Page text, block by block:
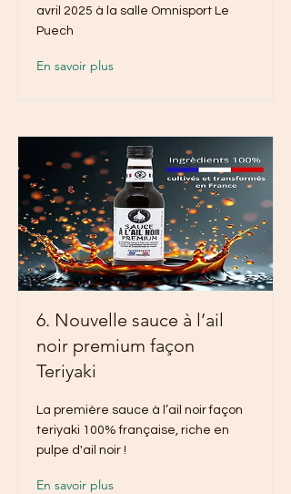
avril 2025 à la salle Omnisport Le
Puech
En savoir plus
6. Nouvelle sauce à l’ail
noir premium façon
Teriyaki
La première sauce à l’ail noir façon
teriyaki 100% française, riche en
pulpe d'ail noir !
En savoir plus